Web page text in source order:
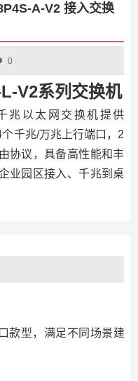
A-V2 接入交换
0
V2系列交换机
兆以太网交换机提供
千兆/万兆上行端口，2
协议，具备高性能和丰
业园区接入、千兆到桌
款型，满足不同场景建